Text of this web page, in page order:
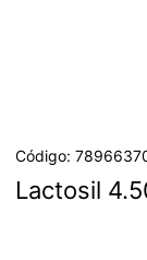
Código:
Lactosil